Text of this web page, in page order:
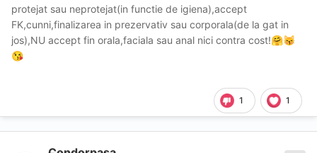
protejat sau neprotejat(in functie de igiena),accept
FK,cunni,finalizarea in prezervativ sau corporala(de la gat in
jos),NU accept fin orala,faciala sau anal nici contra cost!🤗😽
😘
1 1